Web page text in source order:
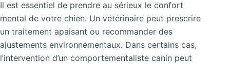
Il est essentiel de prendre au sérieux le confort
mental de votre chien. Un vétérinaire peut prescrire
un traitement apaisant ou recommander des
ajustements environnementaux. Dans certains cas,
l’intervention d’un comportementaliste canin peut